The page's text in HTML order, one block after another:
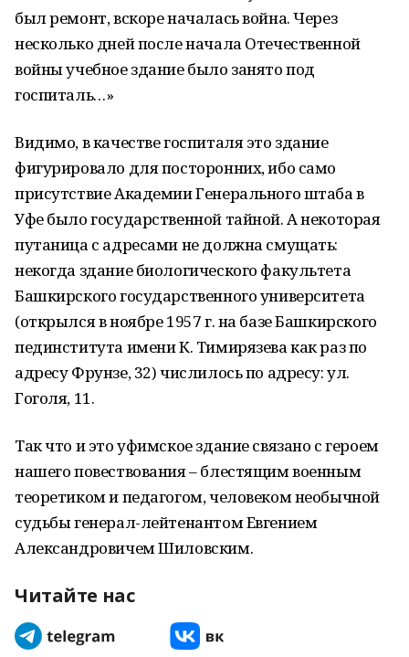
был ремонт, вскоре началась война. Через
несколько дней после начала Отечественной
войны учебное здание было занято под
госпиталь…»
Видимо, в качестве госпиталя это здание
фигурировало для посторонних, ибо само
присутствие Академии Генерального штаба в
Уфе было государственной тайной. А некоторая
путаница с адресами не должна смущать:
некогда здание биологического факультета
Башкирского государственного университета
(открылся в ноябре 1957 г. на базе Башкирского
пединститута имени К. Тимирязева как раз по
адресу Фрунзе, 32) числилось по адресу: ул.
Гоголя, 11.
Так что и это уфимское здание связано с героем
нашего повествования – блестящим военным
теоретиком и педагогом, человеком необычной
судьбы генерал-лейтенантом Евгением
Александровичем Шиловским.
Читайте нас